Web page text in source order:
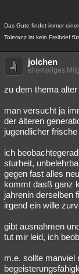
Das Gute findet immer
Toleranz ist kein Freibrief
jolchen
ehemaliges
zu dem thema
man versucht ja
der älteren
jugendlicher
ich
sturheit,
gegen fast alles
kommt dasß ganz
jahrenin derselben
irgend ein wille
gibt ausnahmen
tut mir leid, ich
m.e. sollte manviel